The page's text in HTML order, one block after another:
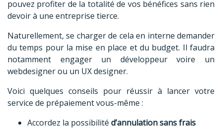
pouvez profiter de la totalité de vos bénéfices sans rien
devoir à une entreprise tierce.
Naturellement, se charger de cela en interne demander
du temps pour la mise en place et du budget. Il faudra
notamment engager un développeur voire un
webdesigner ou un UX designer.
Voici quelques conseils pour réussir à lancer votre
service de prépaiement vous-même :
Accordez la possibilité d’annulation sans frais